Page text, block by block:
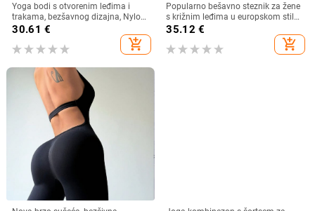
Yoga bodi s otvorenim leđima i
trakama, bezšavnog dizajna, Nylon-
Spandex materijal, 90% najlona,
10% spandexa, odvodi vlagu
30.61 €
add_shopping_cart
Popularno bešavno steznik za žene
s križnim leđima u europskom stilu,
sportska višenamjenska fitness
35.12 €
add_shopping_cart